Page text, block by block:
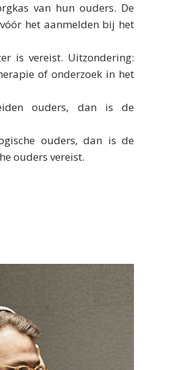
van hun ouders. De
het aanmelden bij het
is vereist. Uitzondering:
of onderzoek in het
ouders, dan is de
ouders, dan is de
ouders vereist.